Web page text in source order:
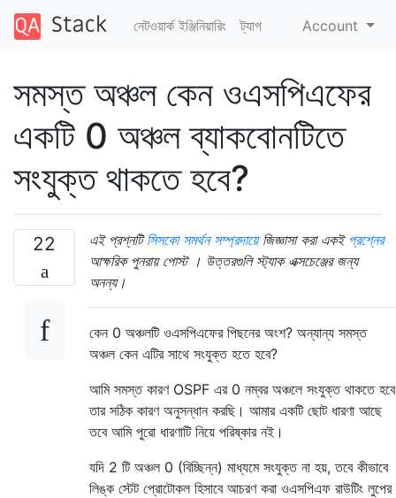
নেটওয়ার্ক ইঞ্জিনিয়ারিং ট্যাগ Account
সমস্ত অঞ্চল কেন ওএসপিএফের
একটি 0 অঞ্চল ব্যাকবোনটিতে
সংযুক্ত থাকতে হবে?
22 এই প্রশ্নটিসিসকো সমর্থন সম্প্রদায়েজিজ্ঞাসা করা একই প্রশ্নের
আক্ষরিক পুনরায় পোস্ট । উত্তরগুলি স্ট্যাক এক্সচেঞ্জের জন্য
অনন্য।
কেন 0 অঞ্চলটি ওএসপিএফের পিছনের অংশ? অন্যান্য সমস্ত
অঞ্চল কেন এটির সাথে সংযুক্ত হতে হবে?
আমি সমস্ত কারণ OSPF এর 0 নম্বর অঞ্চলে সংযুক্ত থাকতে হবে
তার সঠিক কারণ অনুসন্ধান করছি। আমার একটি ছোট ধারণা আছে
তবে আমি পুরো ধারণাটি নিয়ে পরিষ্কার নই।
যদি 2 টি অঞ্চল 0 (বিচ্ছিন্ন) মাধ্যমে সংযুক্ত না হয়, তবে কীভাবে
লিঙ্ক স্টেট প্রোটোকল হিসাবে আচরণ করা ওএসপিএফ রাউটিং লুপের